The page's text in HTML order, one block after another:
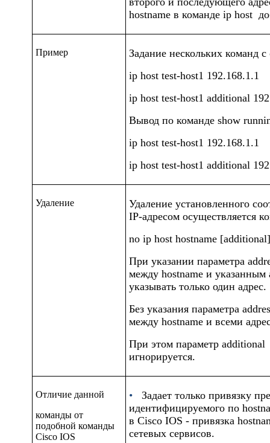
hostname в команде ip host
Пример
Задание нескольких команд
ip host test-host1 192.168.1.1
ip host test-host1 additional
Вывод по команде show
ip host test-host1 192.168.1.1
ip host test-host1 additional
Удаление
Удаление установленного
IP-адресом осуществляется
no ip host hostname
При указании параметра
между hostname и указанным
указывать только один адрес.
Без указания параметра
между hostname и всеми
При этом параметр additional
игнорируется.
Отличие данной
команды от
подобной команды
Cisco IOS
•
Задает только привязку
идентифицируемого по
в Cisco IOS - привязка
сетевых сервисов.